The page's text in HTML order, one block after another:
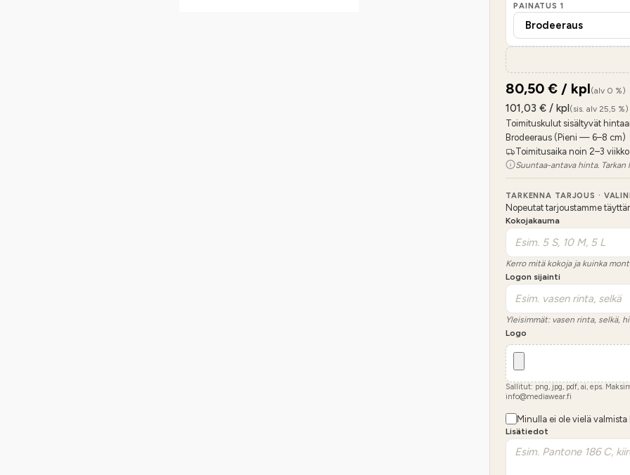
PAINATUS 1
80,50 € / kpl(alv 0 %)
101,03 € / kpl(sis. alv 25,5 %)
Toimituskulut sisältyvät
Brodeeraus (Pieni — 6–8 cm)
Toimitusaika noin 2–3
Suuntaa-antava hinta.
TARKENNA TARJOUS ·
Nopeutat tarjoustamme
Kokojakauma
Kerro mitä kokoja ja kuinka
Logon sijainti
Yleisimmät: vasen rinta, selkä,
Logo
Sallitut: png, jpg, pdf, ai, eps.
info@mediawear.fi
Minulla ei ole vielä valmista
Lisätiedot